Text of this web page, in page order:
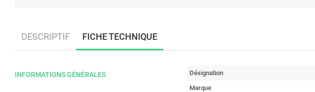
DESCRIPTIF FICHE TECHNIQUE
INFORMATIONS GÉNÉRALES Désignation
Marque